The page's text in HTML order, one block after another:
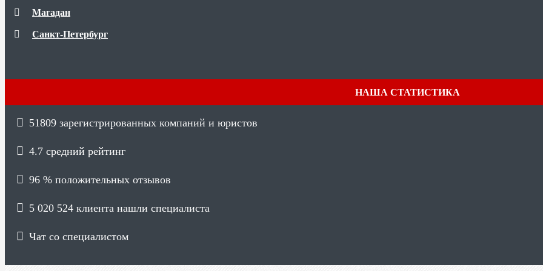
Магадан
Санкт-Петербург
НАША СТАТИСТИКА
51809 зарегистрированных компаний и юристов
4.7 средний рейтинг
96 % положительных отзывов
5 020 524 клиента нашли специалиста
Чат со специалистом